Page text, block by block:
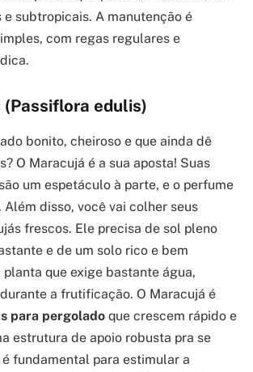
subtropicais. A manutenção é
com regas regulares e
edulis)
bonito, cheiroso e que ainda dê
O Maracujá é a sua aposta! Suas
um espetáculo à parte, e o perfume
disso, você vai colher seus
frescos. Ele precisa de sol pleno
e de um solo rico e bem
planta que exige bastante água,
a frutificação. O Maracujá é
para pergolado que crescem rápido e
estrutura de apoio robusta pra se
fundamental para estimular a